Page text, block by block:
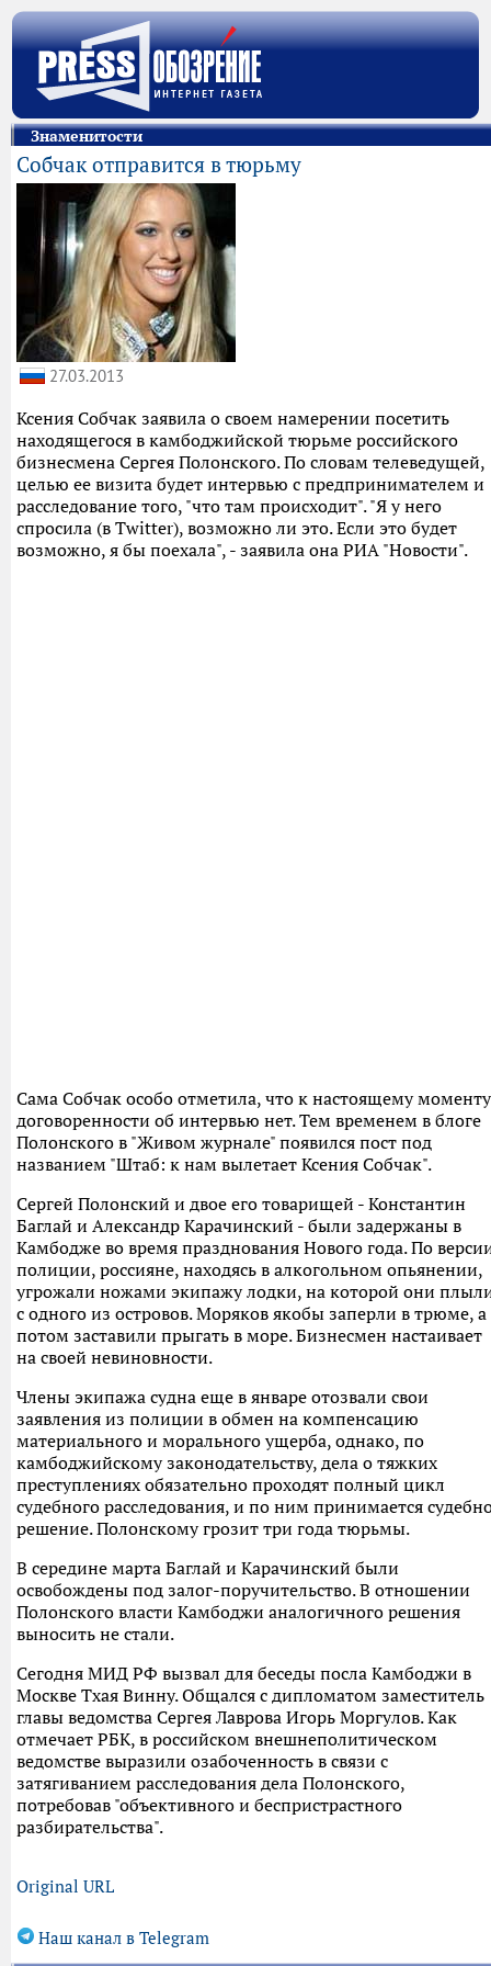
Знаменитости
Собчак отправится в тюрьму
27.03.2013
Ксения Собчак заявила о своем намерении посетить
находящегося в камбоджийской тюрьме российского
бизнесмена Сергея Полонского. По словам телеведущей,
целью ее визита будет интервью с предпринимателем и
расследование того, "что там происходит". "Я у него
спросила (в Twitter), возможно ли это. Если это будет
возможно, я бы поехала", - заявила она РИА "Новости".
Сама Собчак особо отметила, что к настоящему моменту
договоренности об интервью нет. Тем временем в блоге
Полонского в "Живом журнале" появился пост под
названием "Штаб: к нам вылетает Ксения Собчак".
Сергей Полонский и двое его товарищей - Константин
Баглай и Александр Карачинский - были задержаны в
Камбодже во время празднования Нового года. По
полиции, россияне, находясь в алкогольном опьянении,
угрожали ножами экипажу лодки, на которой они
с одного из островов. Моряков якобы заперли в трюме, а
потом заставили прыгать в море. Бизнесмен настаивает
на своей невиновности.
Члены экипажа судна еще в январе отозвали свои
заявления из полиции в обмен на компенсацию
материального и морального ущерба, однако, по
камбоджийскому законодательству, дела о тяжких
преступлениях обязательно проходят полный цикл
судебного расследования, и по ним принимается
решение. Полонскому грозит три года тюрьмы.
В середине марта Баглай и Карачинский были
освобождены под залог-поручительство. В отношении
Полонского власти Камбоджи аналогичного решения
выносить не стали.
Сегодня МИД РФ вызвал для беседы посла Камбоджи в
Москве Тхая Винну. Общался с дипломатом заместитель
главы ведомства Сергея Лаврова Игорь Моргулов. Как
отмечает РБК, в российском внешнеполитическом
ведомстве выразили озабоченность в связи с
затягиванием расследования дела Полонского,
потребовав "объективного и беспристрастного
разбирательства".
Original URL
Наш канал в Telegram